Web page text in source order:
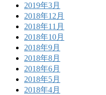
2019年3月
2018年12月
2018年11月
2018年10月
2018年9月
2018年8月
2018年6月
2018年5月
2018年4月